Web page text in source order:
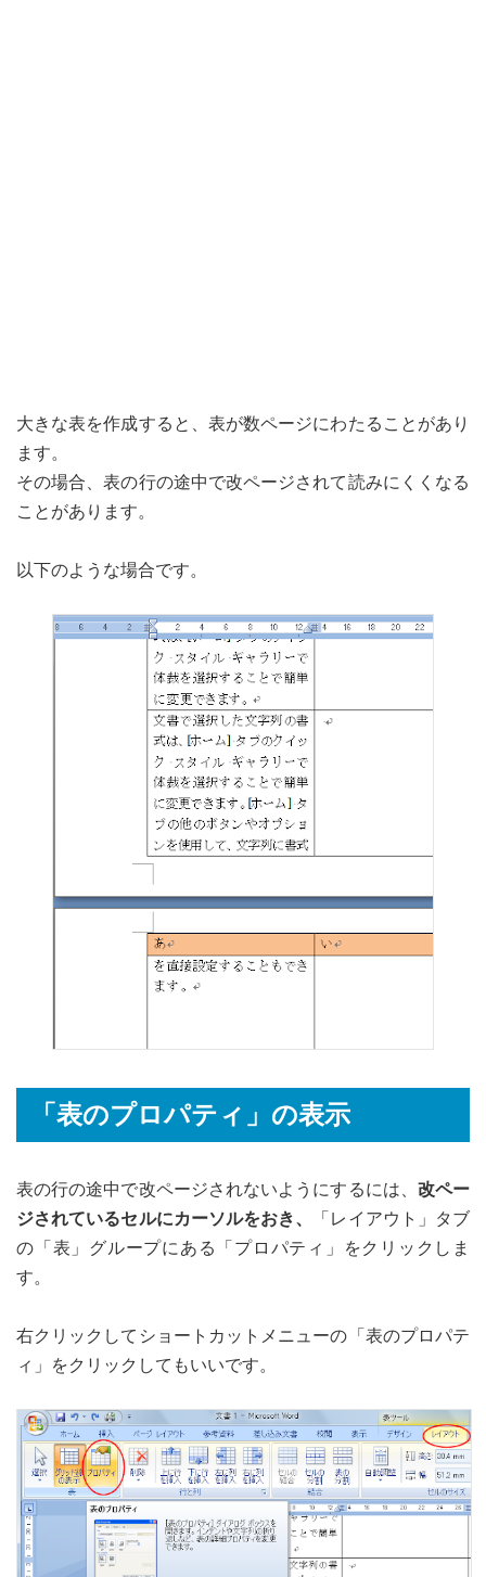
大きな表を作成すると、表が数ページにわたることがあり
ます。
その場合、表の行の途中で改ページされて読みにくくなる
ことがあります。
以下のような場合です。
「表のプロパティ」の表示
表の行の途中で改ページされないようにするには、 改ペー
ジされているセルにカーソルをおき、
「レイアウト」タブ
の「表」グループにある「プロパティ」をクリックしま
す。
右クリックしてショートカットメニューの「表のプロパテ
ィ」をクリックしてもいいです。